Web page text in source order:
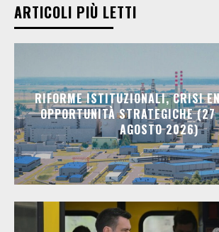
ARTICOLI PIÙ LETTI
RIFORME ISTITUZIONALI, CRISI
OPPORTUNITÀ STRATEGICHE
AGOSTO 2026)